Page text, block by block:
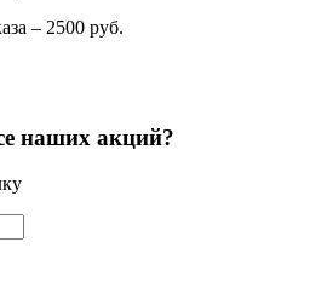
– 2500 руб.
наших акций?